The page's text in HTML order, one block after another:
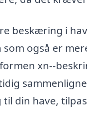
beskæring i
som også er
xn--
til din have,